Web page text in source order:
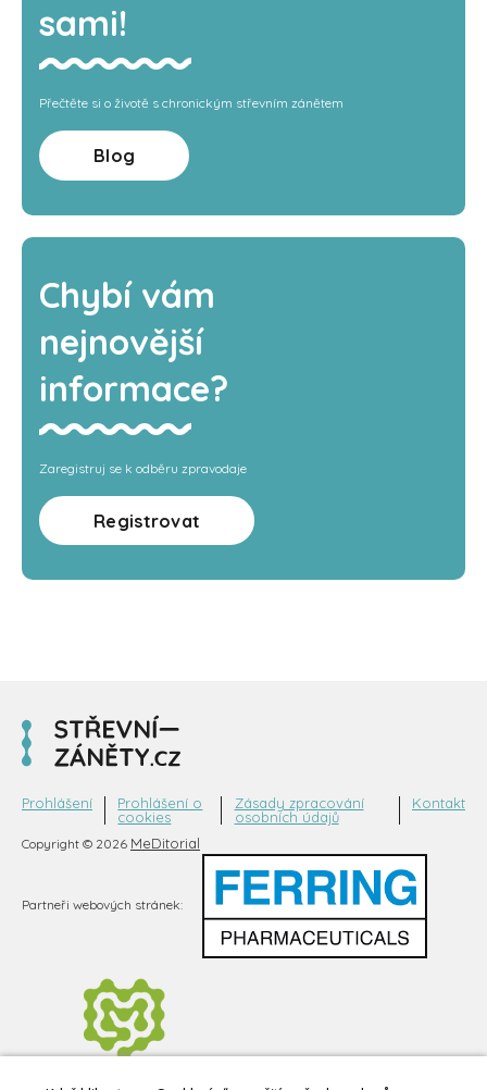
sami!
Přečtěte si o životě s chronickým střevním zánětem
Blog
Chybí vám
nejnovější
informace?
Zaregistruj se k odběru zpravodaje
Registrovat
Copyright © 2026 MeDitorial
Prohlášení
Prohlášení o
cookies
Zásady zpracování
osobních údajů
Kontakt
Partneři webových stránek: